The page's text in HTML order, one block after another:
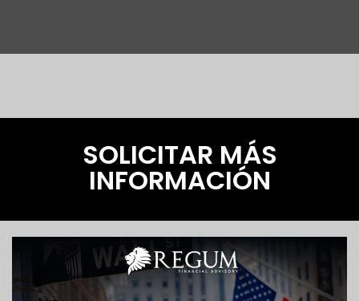
SOLICITAR MÁS
INFORMACIÓN